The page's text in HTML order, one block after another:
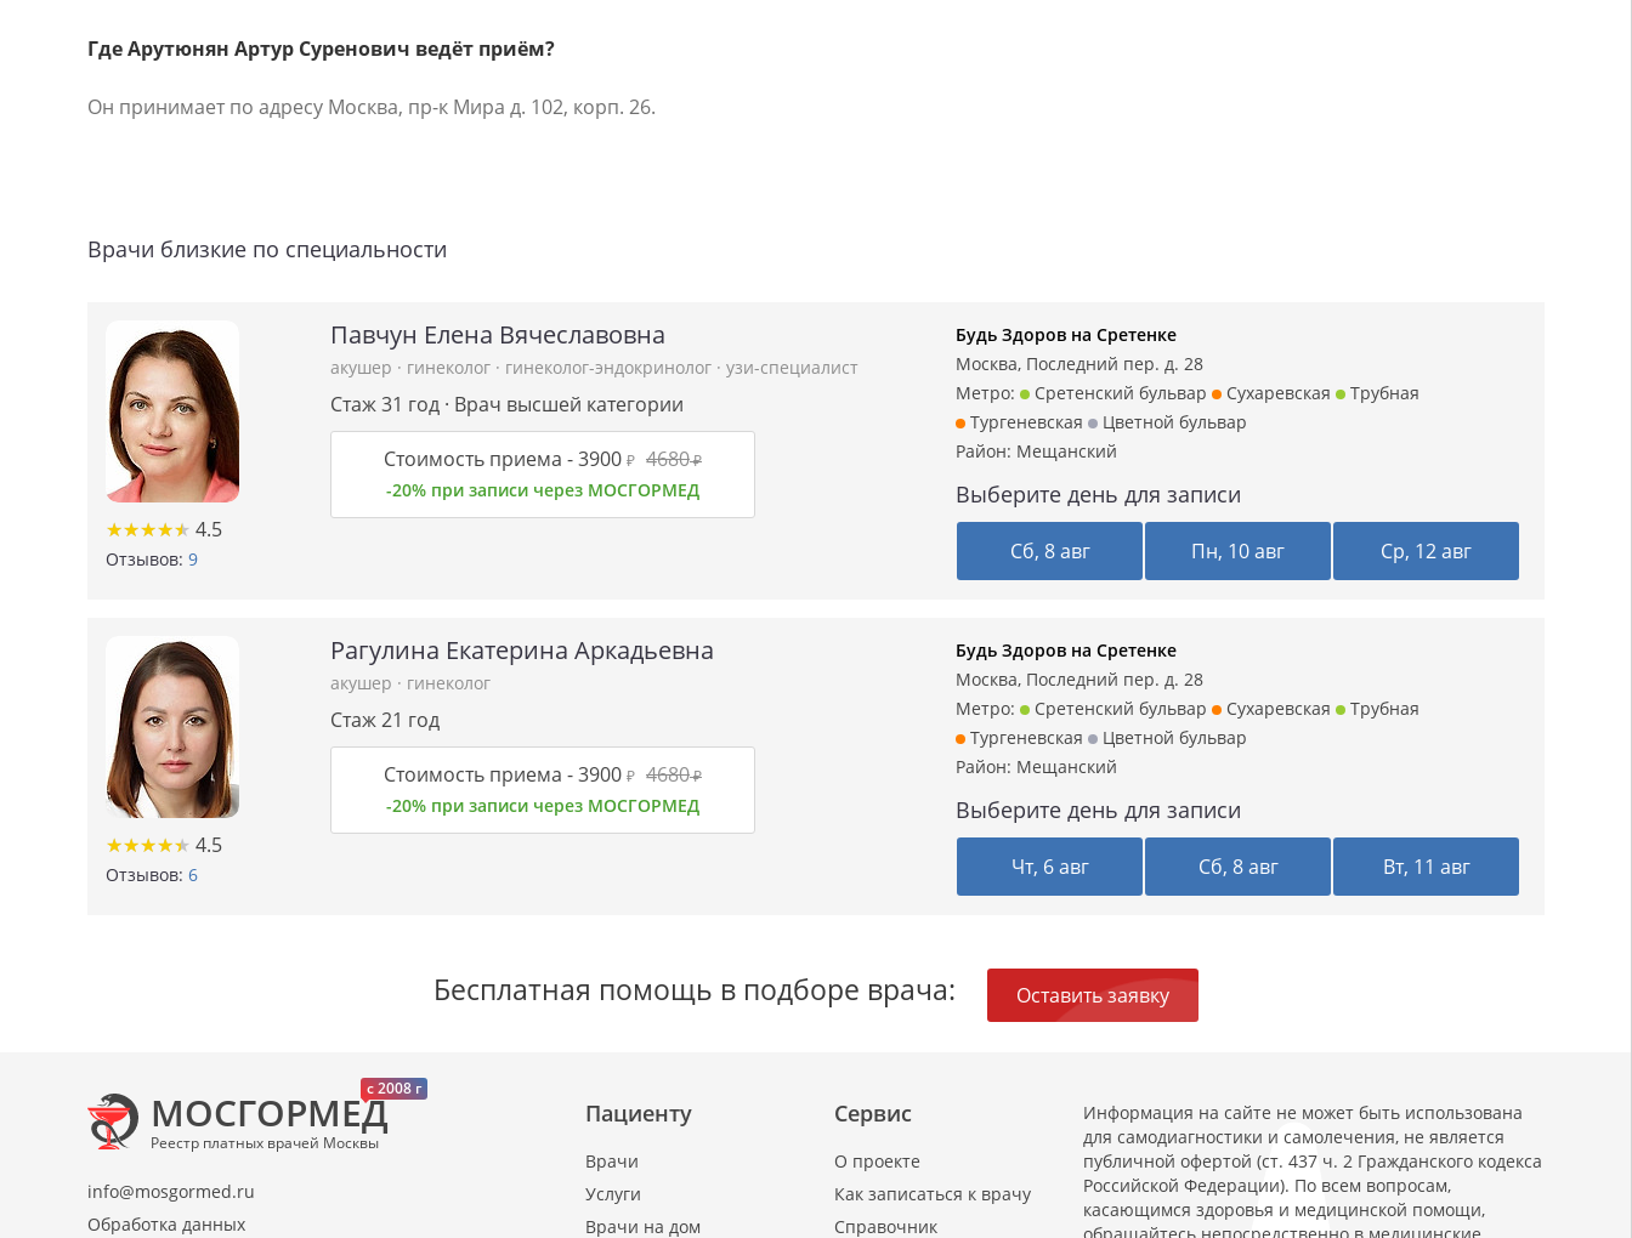
Где Арутюнян Артур Суренович ведёт приём?
Он принимает по адресу Москва, пр-к Мира д. 102, корп. 26.
Врачи близкие по специальности
★★★★★
★★★★★ 4.5
Отзывов: 9
Павчун Елена Вячеславовна
акушер · гинеколог · гинеколог-эндокринолог · узи-специалист
Стаж 31 год · Врач высшей категории
Стоимость приема -3900 ₽ 4680₽
-20% при записи через МОСГОРМЕД
Будь Здоров на Сретенке
Москва, Последний пер. д. 28
Метро:
Сретенский бульвар Сухаревская
Трубная
Тургеневская
Цветной бульвар
Район: Мещанский
Выберите день для записи
Сб, 8 авг Пн, 10 авг Ср, 12 авг
★★★★★
★★★★★ 4.5
Отзывов: 6
Рагулина Екатерина Аркадьевна
акушер · гинеколог
Стаж 21 год
Стоимость приема -3900 ₽ 4680₽
-20% при записи через МОСГОРМЕД
Будь Здоров на Сретенке
Москва, Последний пер. д. 28
Метро:
Сретенский бульвар Сухаревская
Трубная
Тургеневская
Цветной бульвар
Район: Мещанский
Выберите день для записи
Чт, 6 авг Сб, 8 авг Вт, 11 авг
Бесплатная помощь в подборе врача: Оставить заявку
c 2008 г
МОСГОРМЕД
Реестр платных врачей Москвы
info@mosgormed.ru
Обработка данных
Пациенту
Врачи
Услуги
Врачи на дом
Сервис
О проекте
Как записаться к врачу
Справочник
Информация на сайте не может быть использована
для самодиагностики и самолечения, не является
публичной офертой (ст. 437 ч. 2 Гражданского кодекса
Российской Федерации). По всем вопросам,
касающимся здоровья и медицинской помощи,